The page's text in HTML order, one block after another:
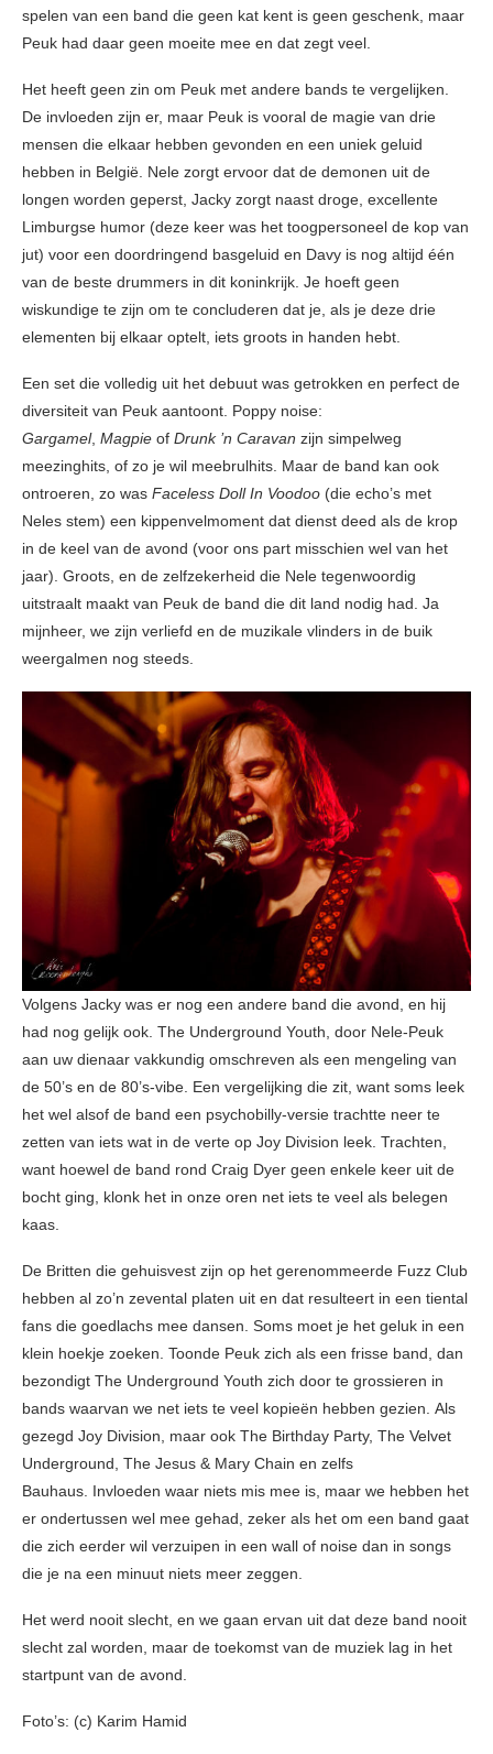
spelen van een band die geen kat kent is geen geschenk, maar
Peuk had daar geen moeite mee en dat zegt veel.
Het heeft geen zin om Peuk met andere bands te vergelijken.
De invloeden zijn er, maar Peuk is vooral de magie van drie
mensen die elkaar hebben gevonden en een uniek geluid
hebben in België. Nele zorgt ervoor dat de demonen uit de
longen worden geperst, Jacky zorgt naast droge, excellente
Limburgse humor (deze keer was het toogpersoneel de kop van
jut) voor een doordringend basgeluid en Davy is nog altijd één
van de beste drummers in dit koninkrijk. Je hoeft geen
wiskundige te zijn om te concluderen dat je, als je deze drie
elementen bij elkaar optelt, iets groots in handen hebt.
Een set die volledig uit het debuut was getrokken en perfect de
diversiteit van Peuk aantoont. Poppy noise:
Gargamel, Magpie of Drunk ’n Caravan zijn simpelweg
meezinghits, of zo je wil meebrulhits. Maar de band kan ook
ontroeren, zo was Faceless Doll In Voodoo (die echo’s met
Neles stem) een kippenvelmoment dat dienst deed als de krop
in de keel van de avond (voor ons part misschien wel van het
jaar). Groots, en de zelfzekerheid die Nele tegenwoordig
uitstraalt maakt van Peuk de band die dit land nodig had. Ja
mijnheer, we zijn verliefd en de muzikale vlinders in de buik
weergalmen nog steeds.
Volgens Jacky was er nog een andere band die avond, en hij
had nog gelijk ook. The Underground Youth, door Nele-Peuk
aan uw dienaar vakkundig omschreven als een mengeling van
de 50’s en de 80’s-vibe. Een vergelijking die zit, want soms leek
het wel alsof de band een psychobilly-versie trachtte neer te
zetten van iets wat in de verte op Joy Division leek. Trachten,
want hoewel de band rond Craig Dyer geen enkele keer uit de
bocht ging, klonk het in onze oren net iets te veel als belegen
kaas.
De Britten die gehuisvest zijn op het gerenommeerde Fuzz Club
hebben al zo’n zevental platen uit en dat resulteert in een tiental
fans die goedlachs mee dansen. Soms moet je het geluk in een
klein hoekje zoeken. Toonde Peuk zich als een frisse band, dan
bezondigt The Underground Youth zich door te grossieren in
bands waarvan we net iets te veel kopieën hebben gezien. Als
gezegd Joy Division, maar ook The Birthday Party, The Velvet
Underground, The Jesus & Mary Chain en zelfs
Bauhaus. Invloeden waar niets mis mee is, maar we hebben het
er ondertussen wel mee gehad, zeker als het om een band gaat
die zich eerder wil verzuipen in een wall of noise dan in songs
die je na een minuut niets meer zeggen.
Het werd nooit slecht, en we gaan ervan uit dat deze band nooit
slecht zal worden, maar de toekomst van de muziek lag in het
startpunt van de avond.
Foto’s: (c) Karim Hamid